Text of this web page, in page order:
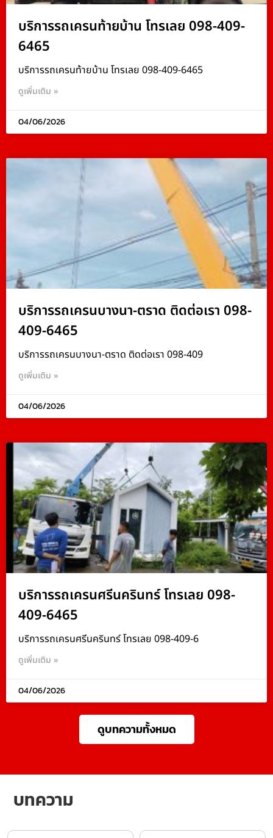
บริการรถเครนท้ายบ้าน โทรเลย 098-409-
6465
บริการรถเครนท้ายบ้าน โทรเลย 098-409-6465
ดูเพิ่มเติม »
04/06/2026
บริการรถเครนบางนา-ตราด ติดต่อเรา 098-
409-6465
บริการรถเครนบางนา-ตราด ติดต่อเรา 098-409
ดูเพิ่มเติม »
04/06/2026
บริการรถเครนศรีนครินทร์ โทรเลย 098-
409-6465
บริการรถเครนศรีนครินทร์ โทรเลย 098-409-6
ดูเพิ่มเติม »
04/06/2026
ดูบทความทั้งหมด
บทความ